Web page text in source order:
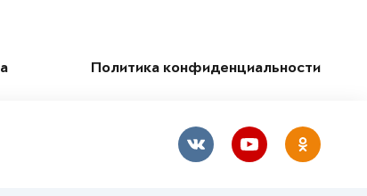
Политика конфиденциальности